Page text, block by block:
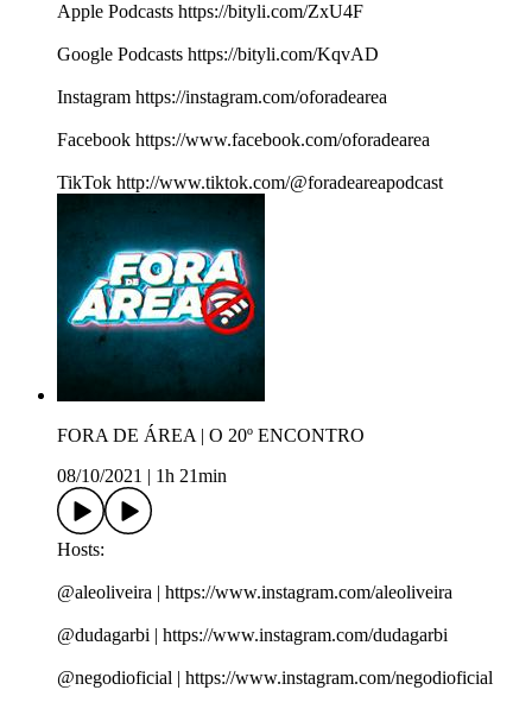
Apple Podcasts https://bityli.com/ZxU4F
Google Podcasts https://bityli.com/KqvAD
Instagram https://instagram.com/oforadearea
Facebook https://www.facebook.com/oforadearea
TikTok http://www.tiktok.com/@foradeareapodcast
FORA DE ÁREA | O 20º ENCONTRO
08/10/2021
1h 21min
Hosts:
@aleoliveira | https://www.instagram.com/aleoliveira
@dudagarbi | https://www.instagram.com/dudagarbi
@negodioficial | https://www.instagram.com/negodioficial